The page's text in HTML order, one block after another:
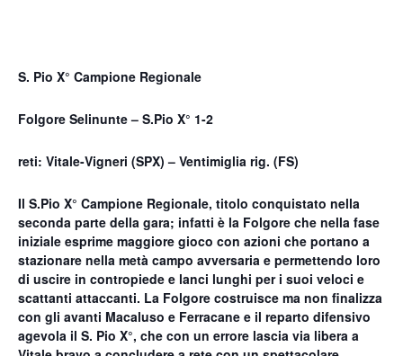
S. Pio X° Campione Regionale
Folgore Selinunte – S.Pio X° 1-2
reti: Vitale-Vigneri (SPX) – Ventimiglia rig. (FS)
Il S.Pio X° Campione Regionale, titolo conquistato nella
seconda parte della gara; infatti è la Folgore che nella fase
iniziale esprime maggiore gioco con azioni che portano a
stazionare nella metà campo avversaria e permettendo loro
di uscire in contropiede e lanci lunghi per i suoi veloci e
scattanti attaccanti. La Folgore costruisce ma non finalizza
con gli avanti Macaluso e Ferracane e il reparto difensivo
agevola il S. Pio X°, che con un errore lascia via libera a